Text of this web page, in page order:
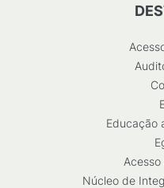
Educação
Núcleo de